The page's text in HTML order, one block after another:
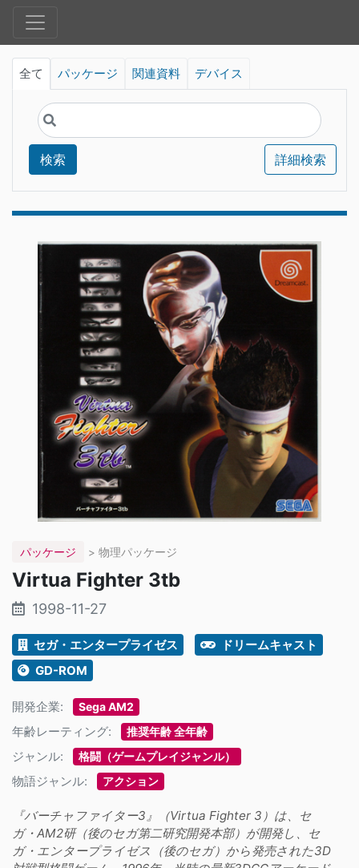
全て パッケージ 関連資料 デバイス
検索 詳細検索
パッケージ > 物理パッケージ
Virtua Fighter 3tb
1998-11-27
セガ・エンタープライゼス
ドリームキャスト
GD-ROM
開発企業: Sega AM2
年齢レーティング: 推奨年齢 全年齢
ジャンル: 格闘（ゲームプレイジャンル）
物語ジャンル: アクション
『バーチャファイター3』（Virtua Fighter 3）は、セ
ガ・AM2研（後のセガ第二研究開発本部）が開発し、セ
ガ・エンタープライゼス（後のセガ）から発売された3D